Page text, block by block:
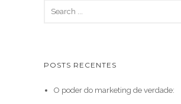
POSTS RECENTES
O poder do marketing de verdade: